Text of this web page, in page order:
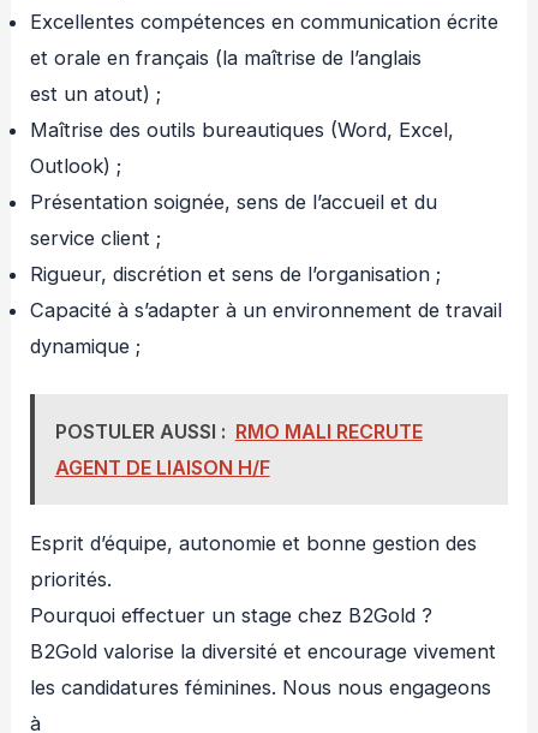
Excellentes compétences en communication écrite
et orale en français (la maîtrise de l’anglais
est un atout) ;
Maîtrise des outils bureautiques (Word, Excel,
Outlook) ;
Présentation soignée, sens de l’accueil et du
service client ;
Rigueur, discrétion et sens de l’organisation ;
Capacité à s’adapter à un environnement de travail
dynamique ;
POSTULER AUSSI : RMO MALI RECRUTE
AGENT DE LIAISON H/F
Esprit d’équipe, autonomie et bonne gestion des
priorités.
Pourquoi effectuer un stage chez B2Gold ?
B2Gold valorise la diversité et encourage vivement
les candidatures féminines. Nous nous engageons
à